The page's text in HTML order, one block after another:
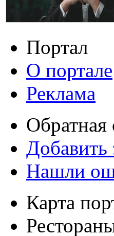
Портал
О портале
Реклама
Обратная
Добавить
Нашли
Карта